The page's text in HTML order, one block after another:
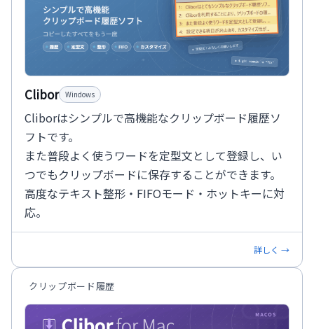
Clibor Windows
Cliborはシンプルで高機能なクリップボード履歴ソ
フトです。
また普段よく使うワードを定型文として登録し、い
つでもクリップボードに保存することができます。
高度なテキスト整形・FIFOモード・ホットキーに対
応。
詳しく →
クリップボード履歴